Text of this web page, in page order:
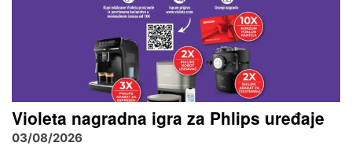
Violeta nagradna igra za Phlips uređaje
03/08/2026